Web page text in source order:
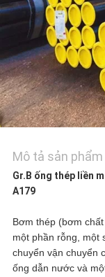
TÔI
TIN
TỨC
YÊU
CẦU
ĐẶT
GIÁ
Mô tả sản phẩm
Gr.B ống thép liền
A179
Bơm thép (bơm
một phần rỗng, một
chuyển vận chuyển
ống dẫn nước và